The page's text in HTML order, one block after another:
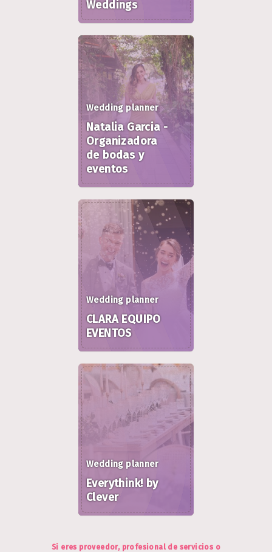
Weddings
Wedding planner
Natalia Garcia -
Organizadora
de bodas y
eventos
Wedding planner
CLARA EQUIPO
EVENTOS
Wedding planner
Everythink! by
Clever
Si eres proveedor, profesional de servicios o